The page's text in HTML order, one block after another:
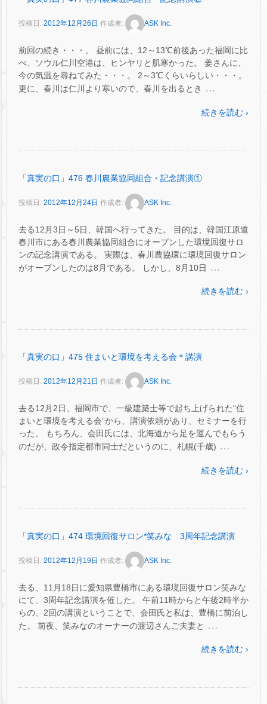
投稿日: 2012年12月26日 作成者: ASK Inc.
前回の続き・・・。 昼前には、12～13℃前後あった福岡に比
べ、ソウル仁川空港は、ヒンヤリと肌寒かった。 姜さんに、
今の気温を尋ねてみた・・・。 2～3℃くらいらしい・・・。
更に、春川は仁川より寒いので、春川を出るとき
…
続きを読む ›
「真実の口」476 春川農業協同組合・記念講演①
投稿日: 2012年12月24日 作成者: ASK Inc.
去る12月3日～5日、韓国へ行ってきた。 目的は、韓国江原道
春川市にある春川農業協同組合にオープンした環境回復サロ
ンの記念講演である。 実際は、春川農協環に環境回復サロン
がオープンしたのは8月である。 しかし、8月10日 …
続きを読む ›
「真実の口」475 住まいと環境を考える会＊講演
投稿日: 2012年12月21日 作成者: ASK Inc.
去る12月2日、福岡市で、一級建築士等で起ち上げられた“住
まいと環境を考える会”から、講演依頼があり、セミナーを行
った。 もちろん、会田氏には、北海道から足を運んでもらう
のだが、政令指定都市同士だというのに、札幌(千歳) …
続きを読む ›
「真実の口」474 環境回復サロン*笑みな 3周年記念講演
投稿日: 2012年12月19日 作成者: ASK Inc.
去る、11月18日に愛知県豊橋市にある環境回復サロン笑みな
にて、3周年記念講演を催した。 午前11時からと午後2時半か
らの、2回の講演ということで、会田氏と私は、豊橋に前泊し
た。 前夜、笑みなのオーナーの渡辺さんご夫妻と
…
続きを読む ›